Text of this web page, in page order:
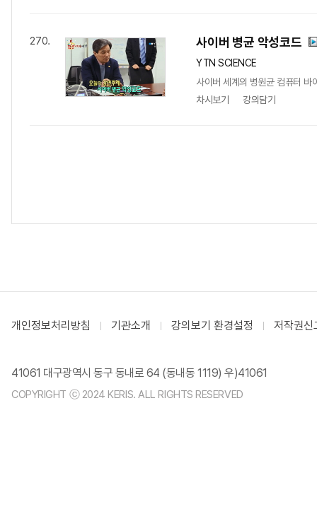
270. 사이버 병균 악성코드
YTN SCIENCE
사이버 세계의 병원균 컴퓨터 바
차시보기
강의담기
개인정보처리방침 기관소개 강의보기 환경설정 저작권신
41061 대구광역시 동구 동내로 64 (동내동 1119) 우)41061
COPYRIGHT ⓒ 2024 KERIS. ALL RIGHTS RESERVED